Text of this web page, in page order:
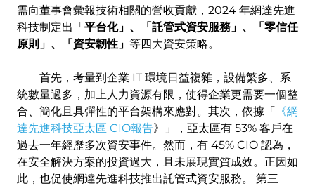
需向董事會彙報技術相關的營收貢獻，2024 年網達先進
科技制定出「平台化」、「託管式資安服務」、「零信任
原則」、「資安韌性」 等四大資安策略。
首先，考量到企業 IT 環境日益複雜，設備繁多、系
統數量過多，加上人力資源有限，使得企業更需要一個整
合、簡化且具彈性的平台架構來應對。其次，依據「 《網
達先進科技亞太區 CIO報告》」，亞太區有 53% 客戶在
過去一年經歷多次資安事件。然而，有 45% CIO 認為，
在安全解決方案的投資過大，且未展現實質成效。正因如
此，也促使網達先進科技推出託管式資安服務。 第三